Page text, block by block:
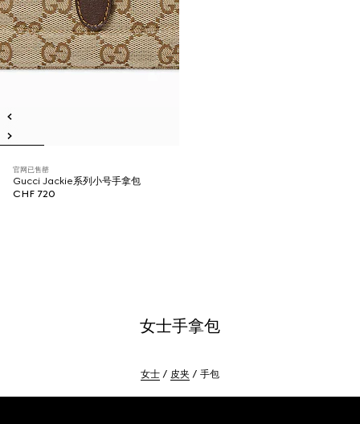
官网已售罄
Gucci Jackie系列小号手拿包
CHF 720
女士手拿包
女士 皮夹 手包